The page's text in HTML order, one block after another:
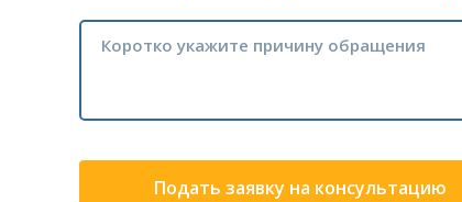
Подать заявку на консультацию